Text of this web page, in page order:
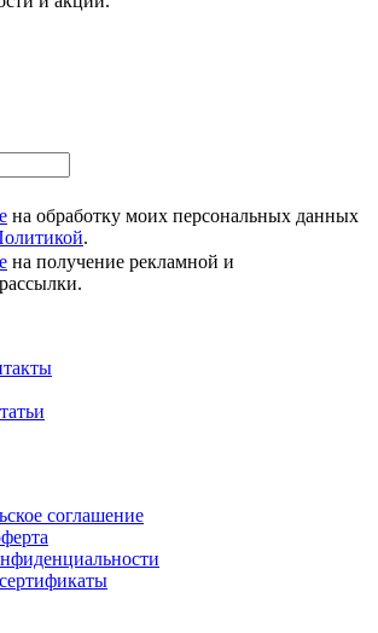
на обработку моих персональных данных
.
на получение рекламной и
соглашение